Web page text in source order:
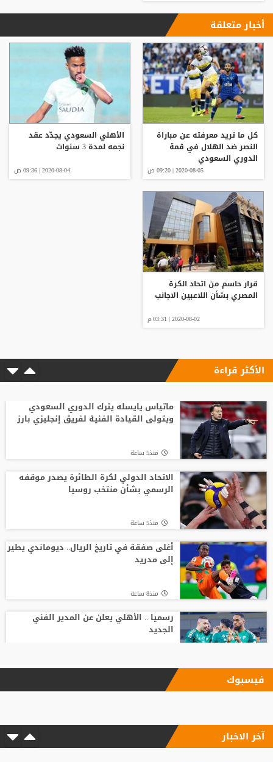
أخبار متعلقة
كل ما تريد معرفته عن مباراة
النصر ضد الهلال في قمة
الدوري السعودي
2020-08-05 | 09:20 ص
الأهلي السعودي يجدّد عقد
نجمه لمدة 3 سنوات
2020-08-04 | 09:36 ص
قرار حاسم من اتحاد الكرة
المصري بشأن اللاعبين الاجانب
2020-08-02 | 03:31 م
الأكثر قراءة
ماتياس يايسله يترك الدوري السعودي
ويتولى القيادة الفنية لفريق إنجليزي بارز
منذ5 ساعة
الاتحاد الدولي لكرة الطائرة يصدر موقفه
الرسمي بشأن منتخب روسيا
منذ5 ساعة
أغلى صفقة في تاريخ الريال.. ديوماندي يطير
إلى مدريد
منذ8 ساعة
رسميا .. الأهلي يعلن عن المدير الفني
الجديد
بعد رفض السعودية.. نادٍ فرنسي يتوصل
فيسبوك
آخر الاخبار